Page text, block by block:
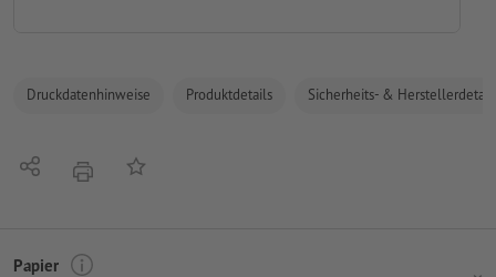
Druckdatenhinweise Produktdetails Sicherheits- &
Teilen DruckenAuf die Merkliste
Papier